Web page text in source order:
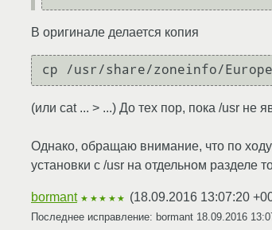
В оригинале делается копия
cp /usr/share/zoneinfo/
(или cat ... > ...) До тех пор, пока /usr не
Однако, обращаю внимание, что по ходу
установки с /usr на отдельном разделе
bormant ★★★★★ (18.09.2016 13:07:20
Последнее исправление: bormant 18.09.2016